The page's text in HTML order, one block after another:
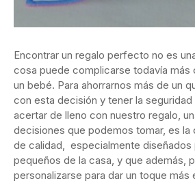
Encontrar un regalo perfecto no es
cosa puede complicarse todavía más
un bebé. Para ahorrarnos más de un
con esta decisión y tener la
acertar de lleno con nuestro regalo,
decisiones que podemos tomar, es la
de calidad, especialmente diseñados
pequeños de la casa, y que además,
personalizarse para dar un toque más